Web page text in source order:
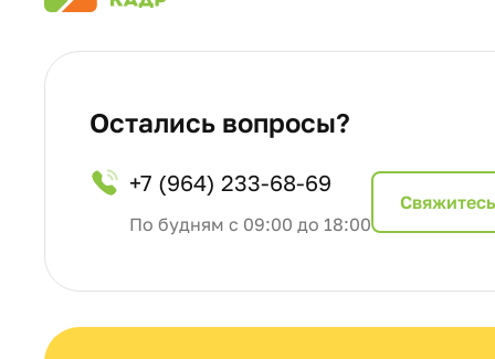
Остались вопросы?
+7 (964) 233-68-69
По будням с 09:00 до 18:00